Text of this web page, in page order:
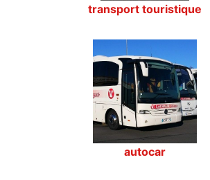
transport touristique
autocar